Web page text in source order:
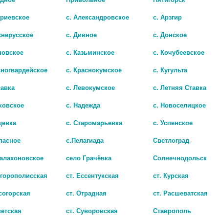
500 МГ N20 ТАБЛ
с. Александровское
с. Арзгир
с. Дивное
с. Донское
с. Казьминское
с. Кочубеевское
с. Краснокумское
с. Кугульта
с. Левокумское
с. Летняя Ставка
с. Надежда
с. Новоселицкое
с. Старомарьевка
с. Успенское
с.Пелагиада
Светлоград
село Грачёвка
Солнечнодольск
ст. Ессентукская
ст. Курская
ст. Отрадная
ст. Расшеватская
ст. Суворовская
Ставрополь